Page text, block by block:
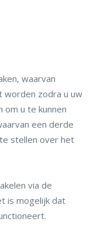
waarvan
worden zodra u uw
om u te kunnen
een derde
stellen over het
via de
is mogelijk dat